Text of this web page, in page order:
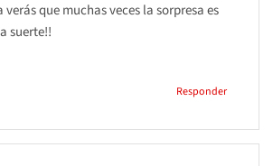
que muchas veces la sorpresa es
suerte!!
Responder